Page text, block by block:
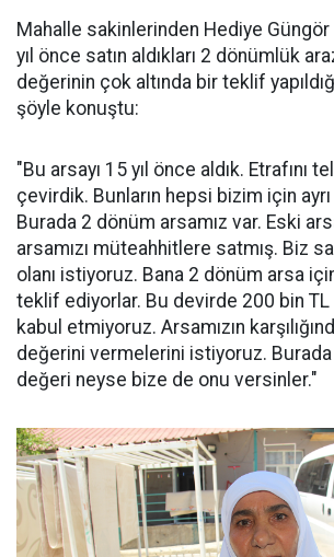
Mahalle sakinlerinden Hediye Güngör
yıl önce satın aldıkları 2 dönümlük
değerinin çok altında bir teklif
şöyle konuştu:
"Bu arsayı 15 yıl önce aldık. Etrafını
çevirdik. Bunların hepsi bizim için
Burada 2 dönüm arsamız var. Eski
arsamızı müteahhitlere satmış. Biz
olanı istiyoruz. Bana 2 dönüm arsa
teklif ediyorlar. Bu devirde 200 bin
kabul etmiyoruz. Arsamızın
değerini vermelerini istiyoruz. Burada
değeri neyse bize de onu versinler."